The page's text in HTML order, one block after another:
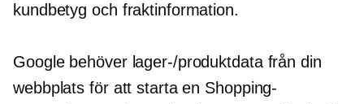
kundbetyg och fraktinformation.
Google behöver lager-/produktdata från din
webbplats för att starta en Shopping-